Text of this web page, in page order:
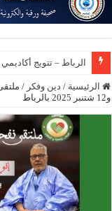
الرباط – تتويج
الرئيسية / دين وفكر /
و12 شتنبر 2025 بالرباط